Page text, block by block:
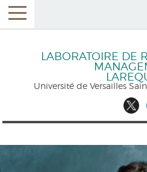
LABORATOIRE DE
Université de Versailles